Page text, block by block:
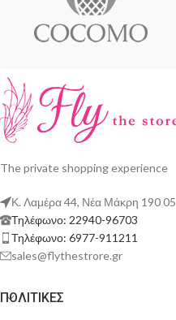
The private shopping experience
Κ. Λαμέρα 44, Νέα Μάκρη 190 05
Τηλέφωνο: 22940-96703
Τηλέφωνο: 6977-911211
sales@flythestrore.gr
ΠΟΛΙΤΙΚΕΣ